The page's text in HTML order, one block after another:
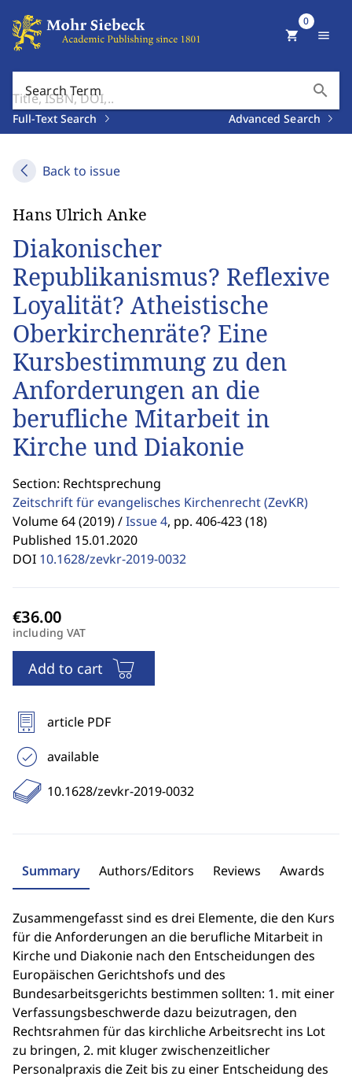
Search Term search
Full-Text Search Advanced Search
shopping_cart
0
menu
Back to issue
Hans Ulrich Anke
Diakonischer
Republikanismus? Reflexive
Loyalität? Atheistische
Oberkirchenräte? Eine
Kursbestimmung zu den
Anforderungen an die
berufliche Mitarbeit in
Kirche und Diakonie
Section: Rechtsprechung
Zeitschrift für evangelisches Kirchenrecht(ZevKR)
Volume 64 (2019) /Issue 4, pp. 406-423 (18)
Published 15.01.2020
DOI 10.1628/zevkr-2019-0032
including VAT
Add to cart
article PDF
available
10.1628/zevkr-2019-0032
Summary Authors/Editors Reviews Awards
Zusammengefasst sind es drei Elemente, die den Kurs
für die Anforderungen an die berufliche Mitarbeit in
Kirche und Diakonie nach den Entscheidungen des
Europäischen Gerichtshofs und des
Bundesarbeitsgerichts bestimmen sollten: 1. mit einer
Verfassungsbeschwerde dazu beizutragen, den
Rechtsrahmen für das kirchliche Arbeitsrecht ins Lot
zu bringen, 2. mit kluger zwischenzeitlicher
Personalpraxis die Zeit bis zu einer Entscheidung des